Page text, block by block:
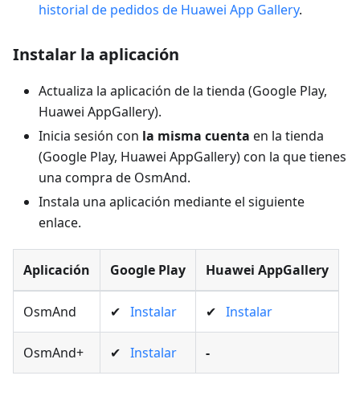
historial de pedidos de Huawei App Gallery.
Instalar la aplicación
Actualiza la aplicación de la tienda (Google Play,
Huawei AppGallery).
Inicia sesión con la misma cuenta en la tienda
(Google Play, Huawei AppGallery) con la que tienes
una compra de OsmAnd.
Instala una aplicación mediante el siguiente
enlace.
Aplicación Google Play Huawei AppGallery
OsmAnd ✔ Instalar ✔ Instalar
OsmAnd+ ✔ Instalar -